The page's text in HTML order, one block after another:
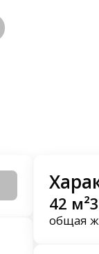
42 м²
общая